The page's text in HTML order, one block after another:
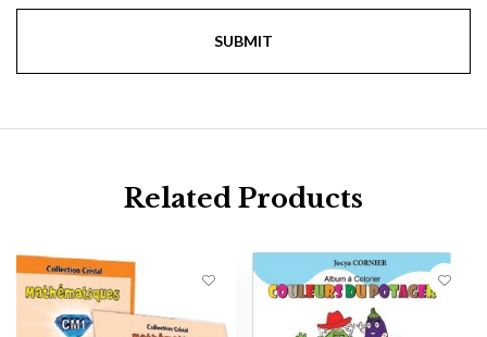
Related Products